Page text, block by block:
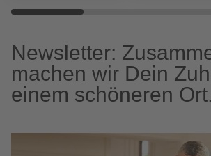
Newsletter:
machen wir Dein
einem schöneren Ort.